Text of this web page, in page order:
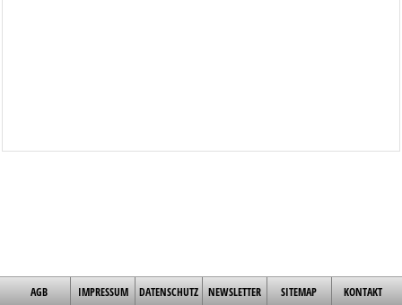
AGB IMPRESSUM DATENSCHUTZ NEWSLETTER SITEMAP KONTAKT